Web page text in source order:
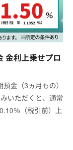
金利上乗せプロ
金（3ヵ月もの）
いただくと、通常
％（税引前）上